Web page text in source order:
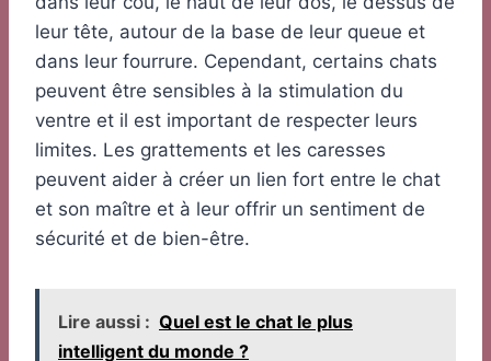
leur tête, autour de la base de leur queue et
dans leur fourrure. Cependant, certains chats
peuvent être sensibles à la stimulation du
ventre et il est important de respecter leurs
limites. Les grattements et les caresses
peuvent aider à créer un lien fort entre le chat
et son maître et à leur offrir un sentiment de
sécurité et de bien-être.
Lire aussi : Quel est le chat le plus
intelligent du monde ?